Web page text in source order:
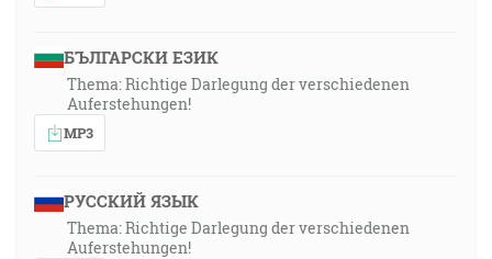
БЪЛГАРСКИ ЕЗИК
Thema: Richtige Darlegung der verschiedenen
Auferstehungen!
MP3
РУССКИЙ ЯЗЫК
Thema: Richtige Darlegung der verschiedenen
Auferstehungen!